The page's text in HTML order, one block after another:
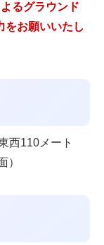
るグラウンド
をお願いいたし
西110メート
）